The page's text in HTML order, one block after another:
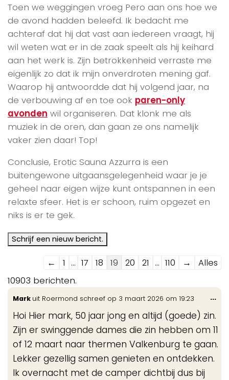
Toen we weggingen vroeg Pero aan ons hoe we
de avond hadden beleefd. Ik bedacht me
achteraf dat hij dat vast aan iedereen vraagt, hij
wil weten wat er in de zaak speelt als hij keihard
aan het werk is. Zijn betrokkenheid verraste me
eigenlijk zo dat ik mijn onverdroten mening gaf.
Waarop hij antwoordde dat hij volgend jaar, na
de verbouwing af en toe ook paren-only
avonden wil organiseren. Dat klonk me als
muziek in de oren, dan gaan ze ons namelijk
vaker zien daar! Top!
Conclusie, Erotic Sauna Azzurra is een
buitengewone uitgaansgelegenheid waar je je
geheel naar eigen wijze kunt ontspannen in een
relaxte sfeer. Het is er schoon, ruim opgezet en
niks is er te gek.
Navigatie
door
de
gastenboek-
lijst
← 1 ... 17 18 19 20 21 ... 110 →
Alles
10903 berichten.
Mark uit Roermond schreef op 3 maart 2026 om 19:23
Hoi Hier mark, 50 jaar jong en altijd (goede) zin.
Zijn er swinggende dames die zin hebben om 11
of 12 maart naar thermen Valkenburg te gaan.
Lekker gezellig samen genieten en ontdekken.
Ik overnacht met de camper dichtbij dus bij
...